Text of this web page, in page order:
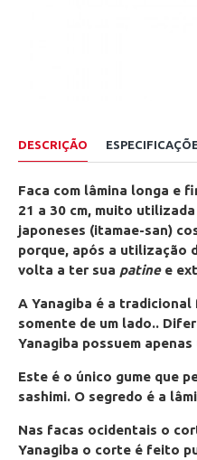
DESCRIÇÃO
Faca com lâmina longa e
21 a 30 cm, muito
japoneses (itamae-san)
porque, após a utilização
volta a ter sua patinee
A Yanagiba é a
somente de um lado..
Yanagiba possuem
Este é o único gume que
sashimi. O segredo é a
Nas facas ocidentais o
Yanagiba o corte é feito